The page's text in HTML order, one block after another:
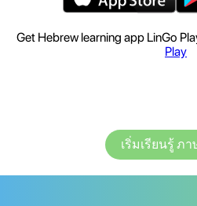
Get Hebrew learning app LinGo
Play
เริ่มเรียนรู้ ภ